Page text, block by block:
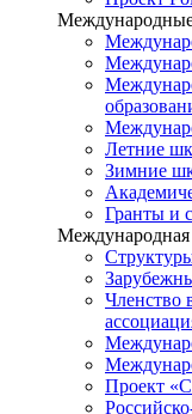
Летние
Зимние
Гранты и
Международная
Членство
Проект